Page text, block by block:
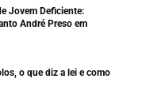
Jovem Deficiente:
André Preso em
o que diz a lei e como